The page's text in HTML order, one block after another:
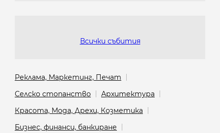
Всички събития
Реклама, Маркетинг, Печат
Селско стопанство
Архитектура
Красота, Мода, Дрехи, Козметика
Бизнес, финанси, банкиране